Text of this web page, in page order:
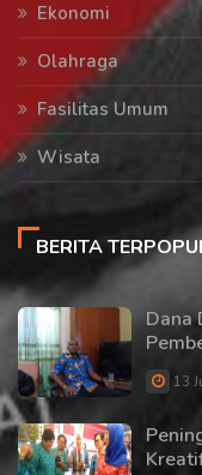
Ekonomi
Olahraga
Fasilitas Umum
Wisata
BERITA
Dana
13